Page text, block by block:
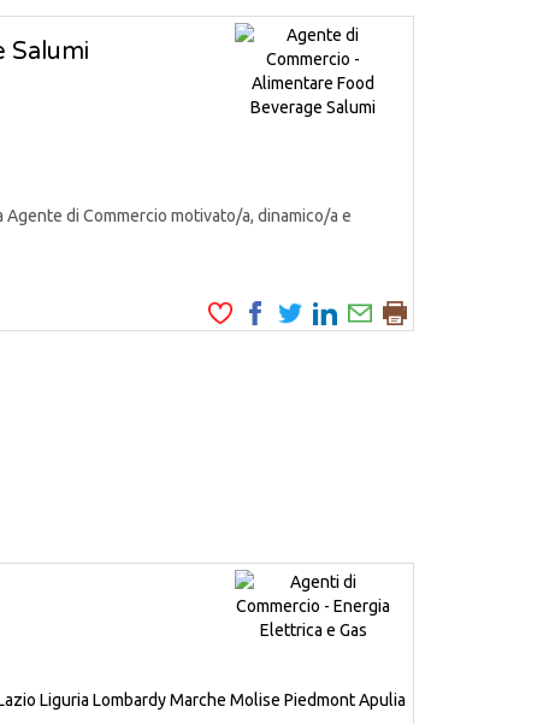
Salumi
di Commercio motivato/a, dinamico/a e
Liguria LombardyMarche Molise PiedmontApulia